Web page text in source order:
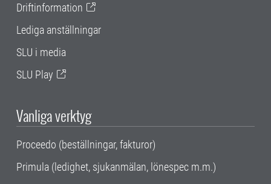
Driftinformation
Lediga anställningar
SLU i media
SLU Play
Vanliga verktyg
Proceedo (beställningar, fakturor)
Primula (ledighet, sjukanmälan, lönespec m.m.)